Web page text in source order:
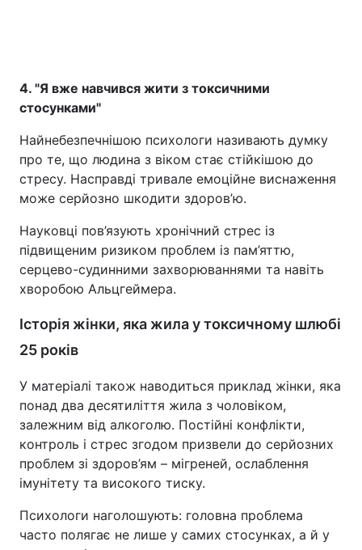
4. "Я вже навчився жити з токсичними
стосунками"
Найнебезпечнішою психологи називають думку
про те, що людина з віком стає стійкішою до
стресу. Насправді тривале емоційне виснаження
може серйозно шкодити здоров’ю.
Науковці пов’язують хронічний стрес із
підвищеним ризиком проблем із пам’яттю,
серцево-судинними захворюваннями та навіть
хворобою Альцгеймера.
Історія жінки, яка жила у токсичному шлюбі
25 років
У матеріалі також наводиться приклад жінки, яка
понад два десятиліття жила з чоловіком,
залежним від алкоголю. Постійні конфлікти,
контроль і стрес згодом призвели до серйозних
проблем зі здоров’ям – мігреней, ослаблення
імунітету та високого тиску.
Психологи наголошують: головна проблема
часто полягає не лише у самих стосунках, а й у